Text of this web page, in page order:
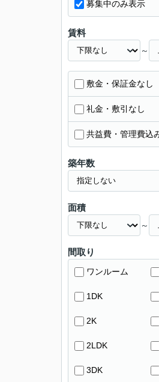
募集中のみ表示
賃料
～
敷金・保証金なし
礼金・敷引なし
共益費・管理費込
築年数
面積
～
間取り
ワンルーム
1DK
2K
2LDK
3DK